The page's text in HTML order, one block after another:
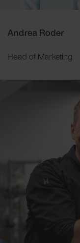
Andrea Roder
Head of Marketing